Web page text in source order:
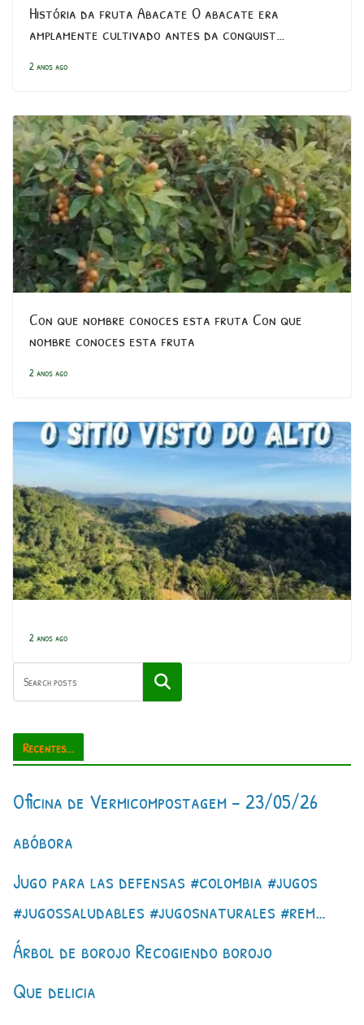
História da fruta Abacate O abacate era
amplamente cultivado antes da conquist…
2 anos ago
Con que nombre conoces esta fruta Con que
nombre conoces esta fruta
2 anos ago
2 anos ago
Pesquisar
Recentes...
Oficina de Vermicompostagem – 23/05/26
abóbora
Jugo para las defensas #colombia #jugos
#jugossaludables #jugosnaturales #rem…
Árbol de borojo Recogiendo borojo
Que delicia